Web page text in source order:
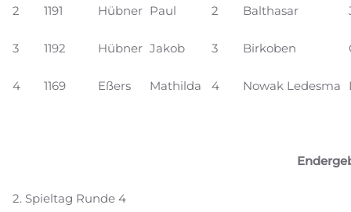
2 1191 Hübner Paul 2 Balthasar
3 1192 Hübner Jakob 3 Birkoben
4 1169 Eßers Mathilda 4 Nowak Ledesma
2. Spieltag Runde 4